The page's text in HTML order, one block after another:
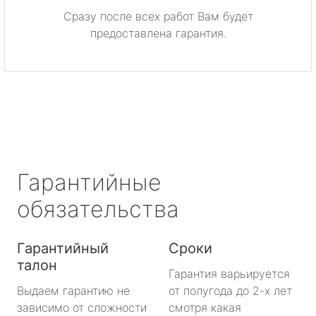
Сразу после всех работ Вам будет
предоставлена гарантия.
Гарантийные
обязательства
Гарантийный
талон
Выдаем гарантию не
зависимо от сложности
Сроки
Гарантия варьируется
от полугода до 2-х лет
смотря какая